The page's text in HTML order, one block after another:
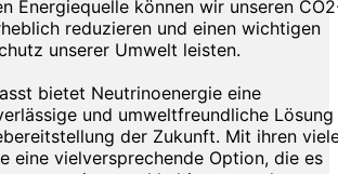
Energiequelle können wir unseren
reduzieren und einen wichtigen
unserer Umwelt leisten.
bietet Neutrinoenergie eine
und umweltfreundliche Lösung
der Zukunft. Mit ihren
eine vielversprechende Option, die es